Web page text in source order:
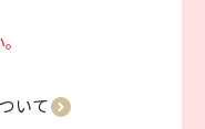
いて